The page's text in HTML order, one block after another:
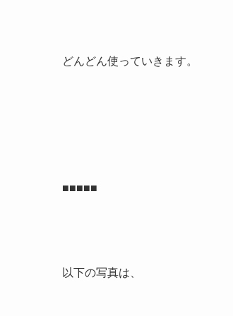
どんどん使っていきます。
■■■■■
以下の写真は、